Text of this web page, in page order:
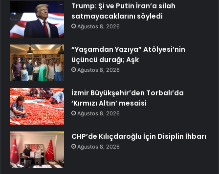
Trump: Şi ve Putin İran’a silah
satmayacaklarını söyledi
Ağustos 8, 2026
“Yaşamdan Yazıya” Atölyesi’nin
üçüncü durağı; Aşk
Ağustos 8, 2026
İzmir Büyükşehir’den Torbalı’da
‘Kırmızı Altın’ mesaisi
Ağustos 8, 2026
CHP’de Kılıçdaroğlu İçin Disiplin İhbarı
Ağustos 8, 2026